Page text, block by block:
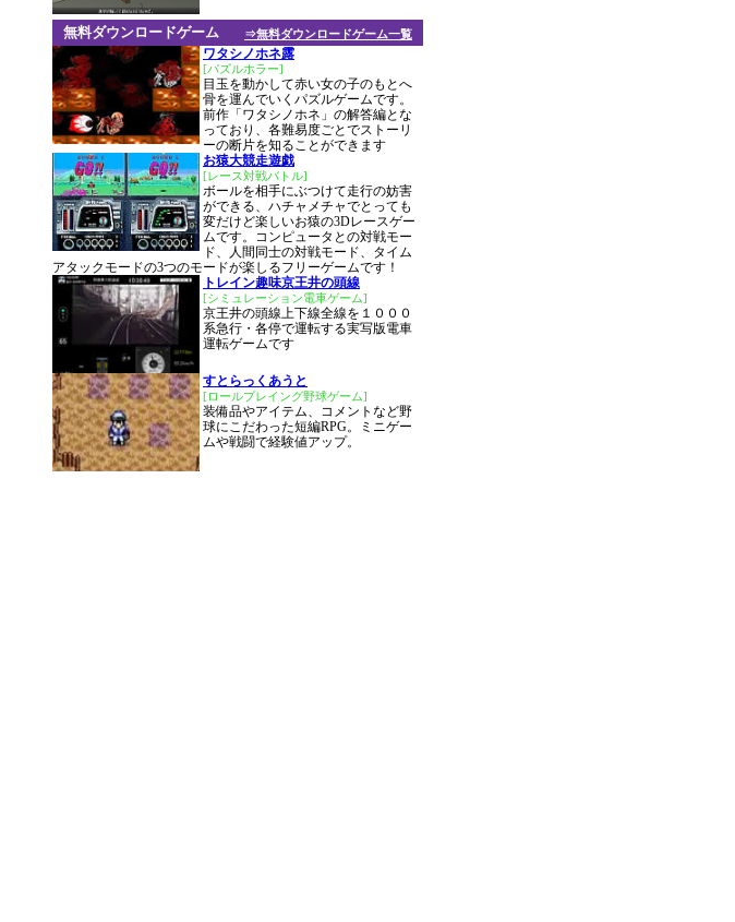
⇒無料ダウンロードゲーム一覧
無料ダウンロードゲーム
ワタシノホネ露
[パズルホラー]
目玉を動かして赤い女の子のもとへ
骨を運んでいくパズルゲームです。
前作「ワタシノホネ」の解答編とな
っており、各難易度ごとでストーリ
ーの断片を知ることができます
お猿大競走遊戯
[レース対戦バトル]
ボールを相手にぶつけて走行の妨害
ができる、ハチャメチャでとっても
変だけど楽しいお猿の3Dレースゲー
ムです。コンピュータとの対戦モー
ド、人間同士の対戦モード、タイム
アタックモードの3つのモードが楽しるフリーゲームです！
トレイン趣味京王井の頭線
[シミュレーション電車ゲーム]
京王井の頭線上下線全線を１０００
系急行・各停で運転する実写版電車
運転ゲームです
すとらっくあうと
[ロールプレイング野球ゲーム]
装備品やアイテム、コメントなど野
球にこだわった短編RPG。ミニゲー
ムや戦闘で経験値アップ。